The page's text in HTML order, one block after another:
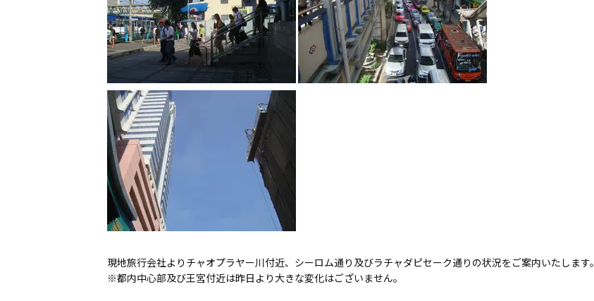
現地旅行会社よりチャオプラヤー川付近、シーロム通り及びラチャダピセーク通りの状況をご案内いたします。
※都内中心部及び王宮付近は昨日より大きな変化はございません。